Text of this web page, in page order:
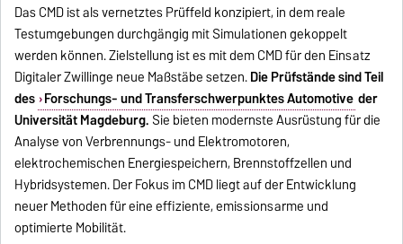
Das CMD ist als vernetztes Prüffeld konzipiert, in dem reale
Testumgebungen durchgängig mit Simulationen gekoppelt
werden können. Zielstellung ist es mit dem CMD für den Einsatz
Digitaler Zwillinge neue Maßstäbe setzen.Die Prüfstände sind Teil
des Forschungs- und Transferschwerpunktes Automotive der
Universität Magdeburg. Sie bieten modernste Ausrüstung für die
Analyse von Verbrennungs- und Elektromotoren,
elektrochemischen Energiespeichern, Brennstoffzellen und
Hybridsystemen. Der Fokus im CMD liegt auf der Entwicklung
neuer Methoden für eine effiziente, emissionsarme und
optimierte Mobilität.